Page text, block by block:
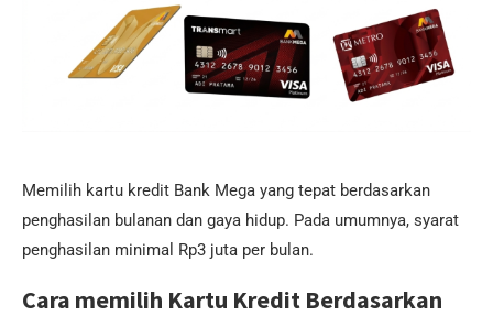
Memilih kartu kredit Bank Mega yang tepat berdasarkan
penghasilan bulanan dan gaya hidup. Pada umumnya, syarat
penghasilan minimal Rp3 juta per bulan.
Cara memilih Kartu Kredit Berdasarkan